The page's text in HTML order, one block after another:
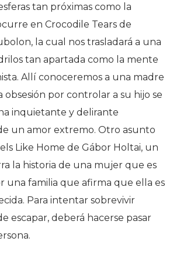
tan próximas como la
en Crocodile Tears de
la cual nos trasladará a una
tan apartada como la mente
Allí conoceremos a una madre
por controlar a su hijo se
inquietante y delirante
un amor extremo. Otro asunto
Like Home de Gábor Holtai, un
la historia de una mujer que es
una familia que afirma que ella es
Para intentar sobrevivir
escapar, deberá hacerse pasar